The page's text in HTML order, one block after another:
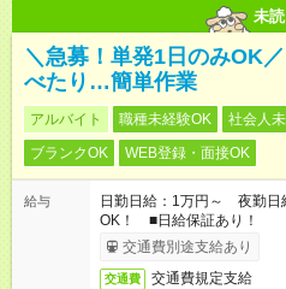
未読
＼急募！単発1日のみOK
べたり…簡単作業
アルバイト 職種未経験OK 社会人
ブランクOK
WEB登録・面接OK
給与
日勤日給：1万円～ 夜
OK！ ■日給保証あり！
交通費別途支給あり
交通費 交通費規定支給